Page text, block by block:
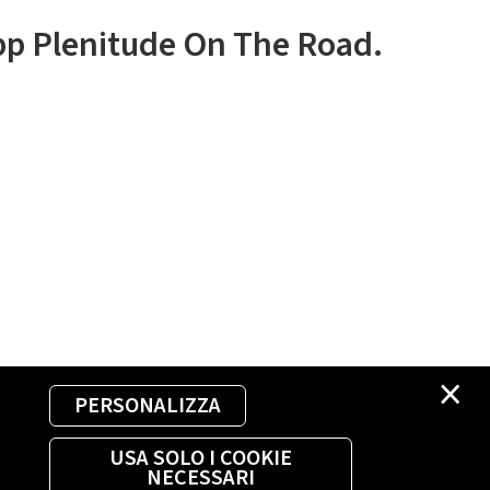
×
PERSONALIZZA
USA SOLO I COOKIE
NECESSARI
Plenitude On The Road.